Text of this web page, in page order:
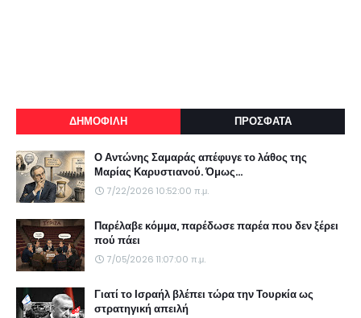
ΔΗΜΟΦΙΛΗ ΠΡΟΣΦΑΤΑ
Ο Αντώνης Σαμαράς απέφυγε το λάθος της
Μαρίας Καρυστιανού. Όμως...
7/22/2026 10:52:00 π.μ.
Παρέλαβε κόμμα, παρέδωσε παρέα που δεν ξέρει
πού πάει
7/05/2026 11:07:00 π.μ.
Γιατί το Ισραήλ βλέπει τώρα την Τουρκία ως
στρατηγική απειλή